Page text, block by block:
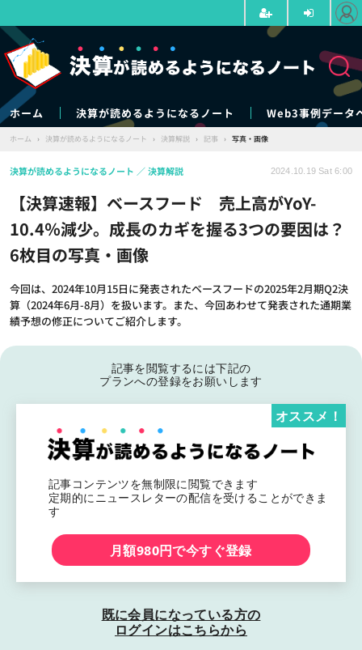
ホーム 決算が読めるようになるノート Web3事例データ
ホーム › 決算が読めるようになるノート › 決算解説 › 記事 › 写真・画像
【決算速報】ベースフード 売上高がYoY-
10.4％減少。成長のカギを握る3つの要因は？
6枚目の写真・画像
今回は、2024年10月15日に発表されたベースフードの2025年2月期Q2決
算（2024年6月-8月）を扱います。また、今回あわせて発表された通期業
績予想の修正についてご紹介します。
決算が読めるようになるノート 決算解説 2024.10.19 Sat 6:00
記事を閲覧するには下記の
プランへの登録をお願いします
記事コンテンツを無制限に閲覧できます
定期的にニュースレターの配信を受けることができま
す
オススメ！
月額980円で今すぐ登録
既に会員になっている方の
ログインはこちらから